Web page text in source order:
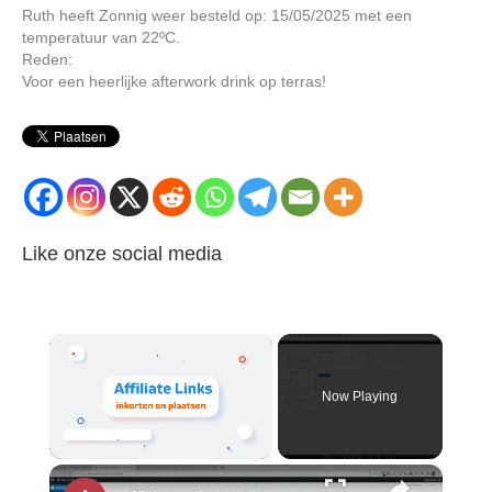
Ruth heeft Zonnig weer besteld op: 15/05/2025 met een
temperatuur van 22ºC.
Reden:
Voor een heerlijke afterwork drink op terras!
Like onze social media
Unmute
Now Playing
×